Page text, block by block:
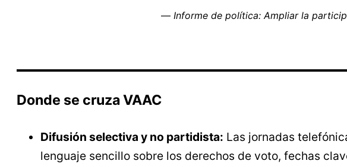
— Informe de política: Ampliar la
Donde se cruza VAAC
Difusión selectiva y no partidista: Las jornadas
lenguaje sencillo sobre los derechos de voto, fechas